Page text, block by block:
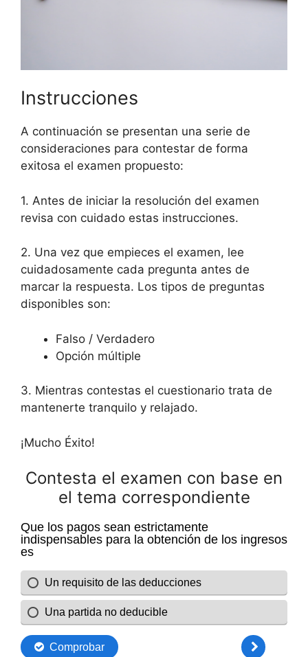
Instrucciones
A continuación se presentan una serie de
consideraciones para contestar de forma
exitosa el examen propuesto:
1. Antes de iniciar la resolución del examen
revisa con cuidado estas instrucciones.
2. Una vez que empieces el examen, lee
cuidadosamente cada pregunta antes de
marcar la respuesta. Los tipos de preguntas
disponibles son:
Falso / Verdadero
Opción múltiple
3. Mientras contestas el cuestionario trata de
mantenerte tranquilo y relajado.
¡Mucho Éxito!
Contesta el examen con base en
el tema correspondiente